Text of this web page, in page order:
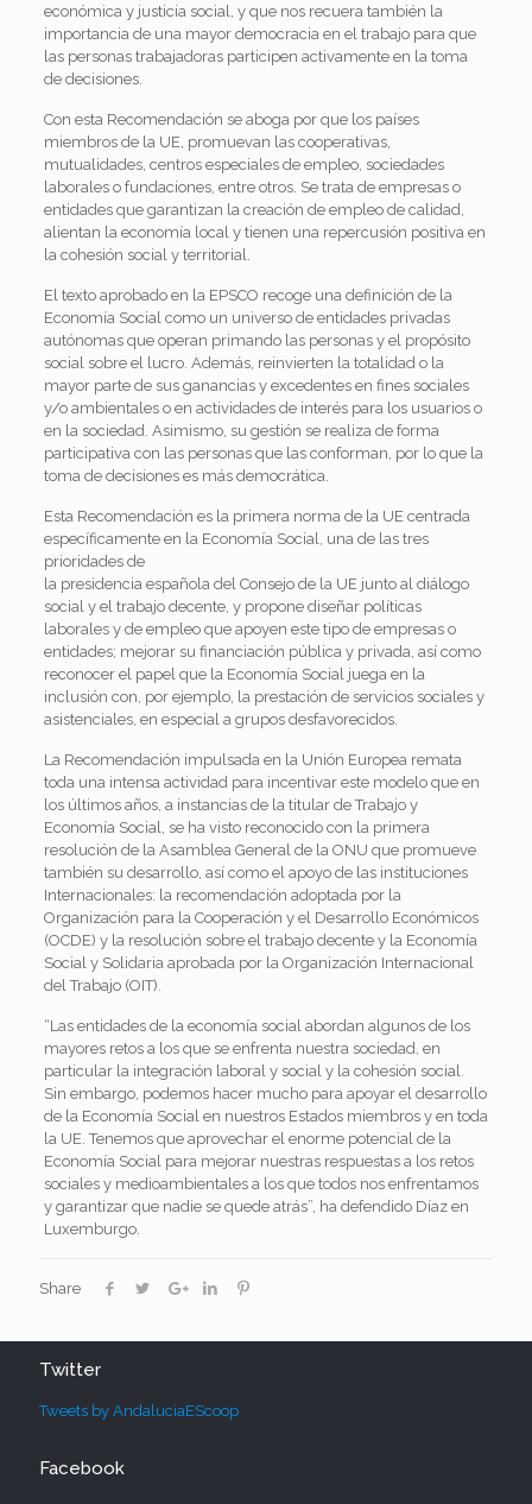
económica y justicia social, y que nos recuera también la
importancia de una mayor democracia en el trabajo para que
las personas trabajadoras participen activamente en la toma
de decisiones.
Con esta Recomendación se aboga por que los países
miembros de la UE, promuevan las cooperativas,
mutualidades, centros especiales de empleo, sociedades
laborales o fundaciones, entre otros. Se trata de empresas o
entidades que garantizan la creación de empleo de calidad,
alientan la economía local y tienen una repercusión positiva en
la cohesión social y territorial.
El texto aprobado en la EPSCO recoge una definición de la
Economía Social como un universo de entidades privadas
autónomas que operan primando las personas y el propósito
social sobre el lucro. Además, reinvierten la totalidad o la
mayor parte de sus ganancias y excedentes en fines sociales
y/o ambientales o en actividades de interés para los usuarios o
en la sociedad. Asimismo, su gestión se realiza de forma
participativa con las personas que las conforman, por lo que la
toma de decisiones es más democrática.
Esta Recomendación es la primera norma de la UE centrada
específicamente en la Economía Social, una de las tres
prioridades de
la presidencia española del Consejo de la UE junto al diálogo
social y el trabajo decente, y propone diseñar políticas
laborales y de empleo que apoyen este tipo de empresas o
entidades; mejorar su financiación pública y privada, así como
reconocer el papel que la Economía Social juega en la
inclusión con, por ejemplo, la prestación de servicios sociales y
asistenciales, en especial a grupos desfavorecidos.
La Recomendación impulsada en la Unión Europea remata
toda una intensa actividad para incentivar este modelo que en
los últimos años, a instancias de la titular de Trabajo y
Economía Social, se ha visto reconocido con la primera
resolución de la Asamblea General de la ONU que promueve
también su desarrollo, así como el apoyo de las instituciones
Internacionales: la recomendación adoptada por la
Organización para la Cooperación y el Desarrollo Económicos
(OCDE) y la resolución sobre el trabajo decente y la Economía
Social y Solidaria aprobada por la Organización Internacional
del Trabajo (OIT).
“Las entidades de la economía social abordan algunos de los
mayores retos a los que se enfrenta nuestra sociedad, en
particular la integración laboral y social y la cohesión social.
Sin embargo, podemos hacer mucho para apoyar el desarrollo
de la Economía Social en nuestros Estados miembros y en toda
la UE. Tenemos que aprovechar el enorme potencial de la
Economía Social para mejorar nuestras respuestas a los retos
sociales y medioambientales a los que todos nos enfrentamos
y garantizar que nadie se quede atrás”, ha defendido Díaz en
Luxemburgo.
Share
Twitter
Tweets by AndaluciaEScoop
Facebook